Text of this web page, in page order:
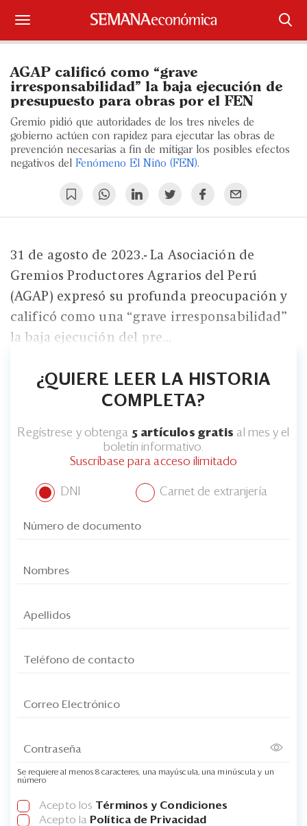
Iniciar sesión
Portada
¿Qué está pasando?
Legal y Política
Eventos
Blogs
Ranking CEO
Edición Impresa
AGAP calificó como “grave
irresponsabilidad” la baja ejecución de
presupuesto para obras por el FEN
Gremio pidió que autoridades de los tres niveles de
gobierno actúen con rapidez para ejecutar las obras de
prevención necesarias a fin de mitigar los posibles efectos
negativos del Fenómeno El Niño (FEN).
31 de agosto de 2023.- La Asociación de
Gremios Productores Agrarios del Perú
(AGAP) expresó su profunda preocupación y
calificó como una “grave irresponsabilidad”
la baja ejecución del pre...
¿QUIERE LEER LA HISTORIA
COMPLETA?
Regístrese y obtenga 5 artículos gratis al mes y el
boletín informativo.
Suscríbase para acceso ilimitado
DNI Carnet de extranjería
Se requiere al menos 8 caracteres, una mayúscula, una minúscula y un
número
Acepto los Términos y Condiciones
Acepto la Política de Privacidad